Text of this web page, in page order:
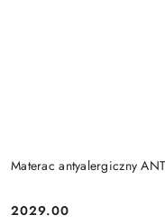
Materac antyalergiczny
2029.00